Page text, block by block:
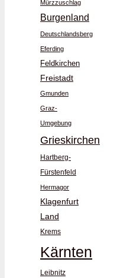
Mürzzuschlag
Burgenland
Deutschlandsberg
Eferding
Feldkirchen
Freistadt
Gmunden
Graz-
Umgebung
Grieskirchen
Hartberg-
Fürstenfeld
Hermagor
Klagenfurt
Land
Krems
Kärnten
Leibnitz